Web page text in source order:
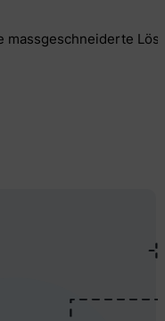
massgeschneiderte